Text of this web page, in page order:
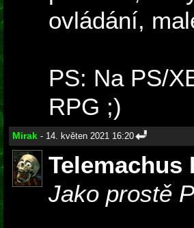
ovládání,
PS: Na PS/
RPG ;)
Mirak - 14. květen 2021 16:20
Telemachus
Jako prostě